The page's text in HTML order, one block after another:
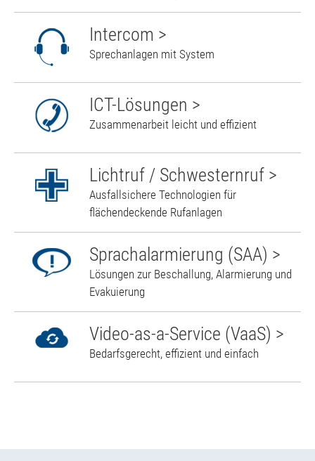
Intercom >
Sprechanlagen mit System
ICT-Lösungen >
Zusammenarbeit leicht und effizient
Lichtruf / Schwesternruf >
Ausfallsichere Technologien für
flächendeckende Rufanlagen
Sprachalarmierung (SAA) >
Lösungen zur Beschallung, Alarmierung und
Evakuierung
Video-as-a-Service (VaaS) >
Bedarfsgerecht, effizient und einfach